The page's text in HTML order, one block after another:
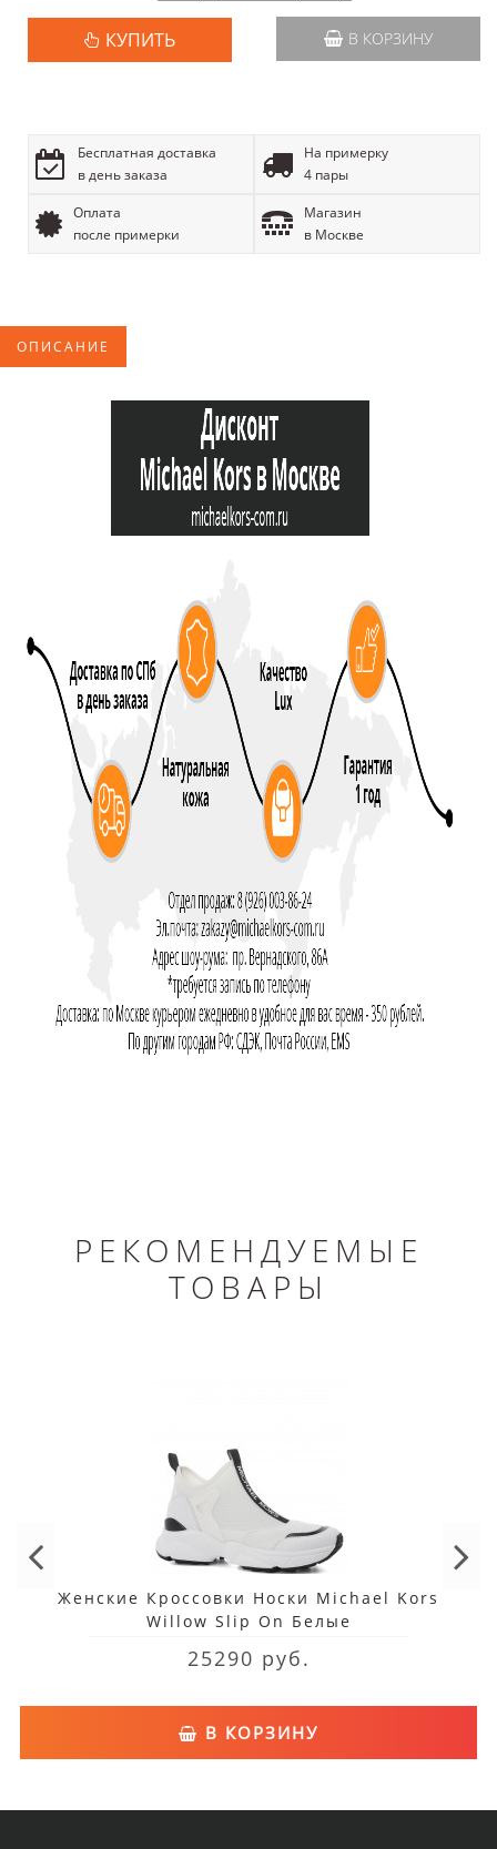
КУПИТЬ В КОРЗИНУ
Бесплатная доставка
в день заказа
На примерку
4 пары
Оплата
после примерки
Магазин
в Москве
ОПИСАНИЕ
РЕКОМЕНДУЕМЫЕ
ТОВАРЫ
Женские Кроссовки Носки Michael Kors
Willow Slip On Белые
25290 руб.
В КОРЗИНУ